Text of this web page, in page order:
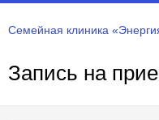
Семейная клиника
Запись на